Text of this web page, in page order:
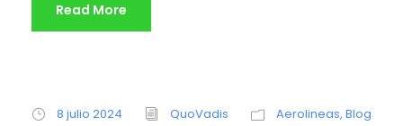
Read More
8 julio 2024 QuoVadis Aerolineas, Blog